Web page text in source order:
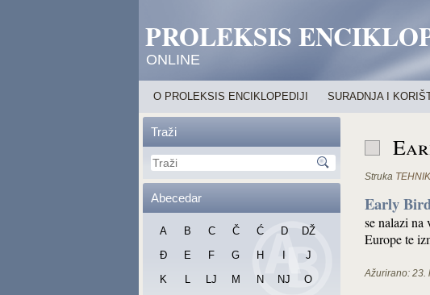
PROLEKSIS
ONLINE
O PROLEKSIS ENCIKLOPEDIJI SURADNJA I
Traži
Abecedar
A B C Č Ć D
DŽ
Đ
E F G H
J
K
L LJ M N NJ
O
Struka
Early
se nalazi
Europe te
Ažurirano: 23.